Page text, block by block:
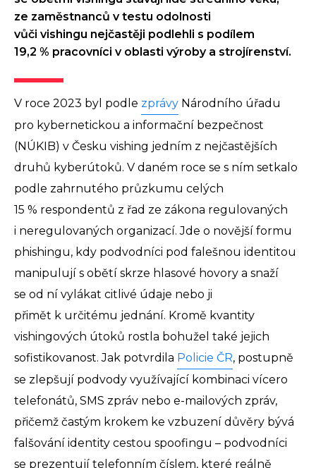
ze zaměstnanců v testu odolnosti
vůči vishingu nejčastěji podlehli s podílem
19,2 % pracovníci v oblasti výroby a strojírenství.
V roce 2023 byl podle zprávy Národního úřadu
pro kybernetickou a informační bezpečnost
(NÚKIB) v Česku vishing jedním z nejčastějších
druhů kyberútoků. V daném roce se s ním setkalo
podle zahrnutého průzkumu celých
15 % respondentů z řad ze zákona regulovaných
i neregulovaných organizací. Jde o novější formu
phishingu, kdy podvodníci pod falešnou identitou
manipulují s obětí skrze hlasové hovory a snaží
se od ní vylákat citlivé údaje nebo ji
přimět k určitému jednání. Kromě kvantity
vishingových útoků rostla bohužel také jejich
sofistikovanost. Jak potvrdila Policie ČR, postupně
se zlepšují podvody využívající kombinaci vícero
telefonátů, SMS zpráv nebo e-mailových zpráv,
přičemž častým krokem ke vzbuzení důvěry bývá
falšování identity cestou spoofingu – podvodníci
se prezentují telefonním číslem, které reálně